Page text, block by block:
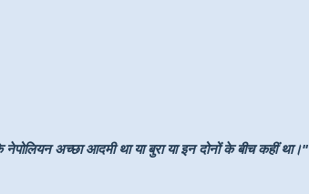
अच्छा आदमी था या बुरा या इन दोनों के बीच कहीं था।"